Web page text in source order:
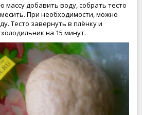
массу добавить воду, собрать тесто
При необходимости, можно
Тесто завернуть в плёнку и
на 15 минут.